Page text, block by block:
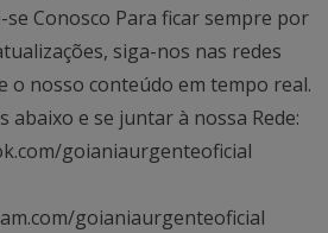
se Conosco Para ficar sempre por
siga-nos nas redes
o nosso conteúdo em tempo real.
abaixo e se juntar à nossa Rede:
goianiaurgenteoficial
goianiaurgenteoficial